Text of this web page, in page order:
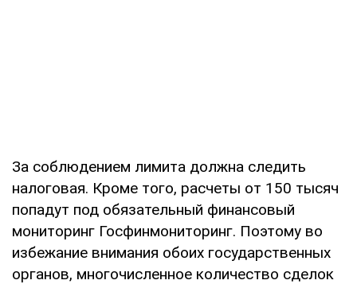
За соблюдением лимита должна следить
налоговая. Кроме того, расчеты от 150 тысяч
попадут под обязательный финансовый
мониторинг Госфинмониторинг. Поэтому во
избежание внимания обоих государственных
органов, многочисленное количество сделок